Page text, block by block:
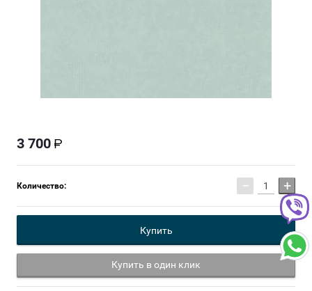
3 700
Количество: − +
Купить
Купить в один клик